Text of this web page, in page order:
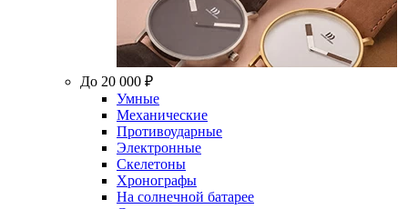
До 20 000 ₽
Умные
Механические
Противоударные
Электронные
Скелетоны
Хронографы
На солнечной батарее